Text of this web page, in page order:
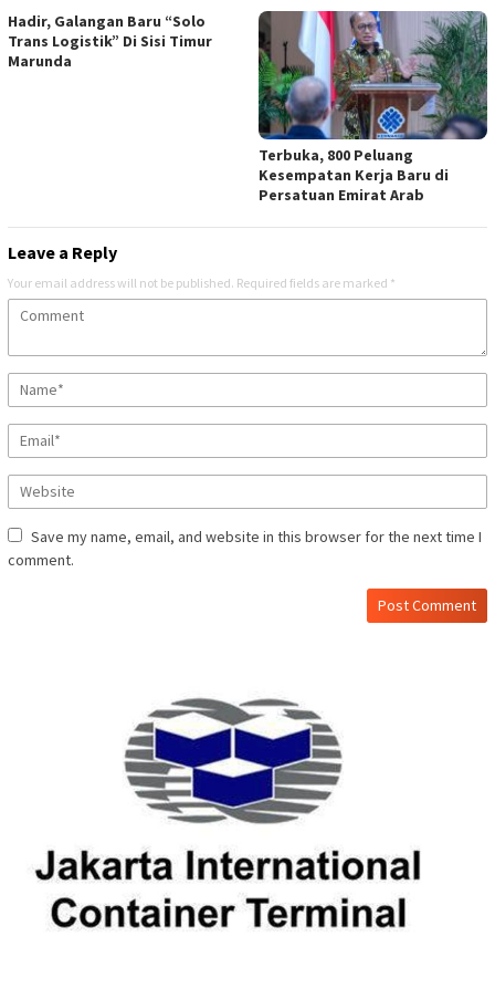
Hadir, Galangan Baru “Solo
Trans Logistik” Di Sisi Timur
Marunda
Terbuka, 800 Peluang
Kesempatan Kerja Baru di
Persatuan Emirat Arab
Leave a Reply
Your email address will not be published. Required fields are marked *
Save my name, email, and website in this browser for the next time I
comment.